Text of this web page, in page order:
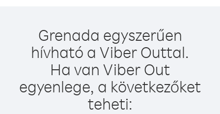
Grenada egyszerűen
hívható a Viber Outtal.
Ha van Viber Out
egyenlege, a következőket
teheti: